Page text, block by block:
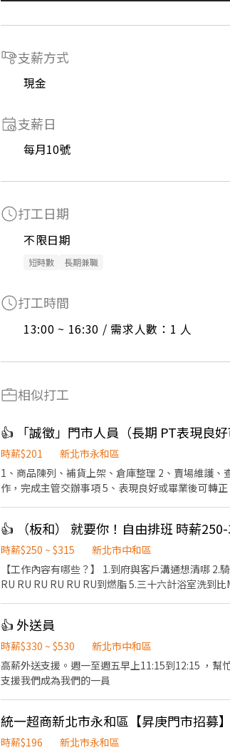
支薪方式
現金
支薪日
每月10號
打工日期
不限日期
短時數 長期兼職
打工時間
13:00 ~ 16:30 / 需求人數：1 人
相似打工
👍 「誠徵」門市人員（長期 PT表現良好
時薪$201
新北市永和區
1、商品陳列、補貨上架、倉庫整理 2、賣場維護
作，完成主管交辦事項 5、表現良好或畢業後可轉
時薪$250 ~ $315
新北市中和區
【工作內容有哪些？】 1.到府與客戶溝通想清哪
RU RU RU RU RU RU到燃脂 5.三十六計浴室洗到
👍 外送員
時薪$330 ~ $530
新北市中和區
高薪外送支援。週一至週五早上11:15到12:15 ，
支援我們成為我們的一員
時薪$196
新北市永和區